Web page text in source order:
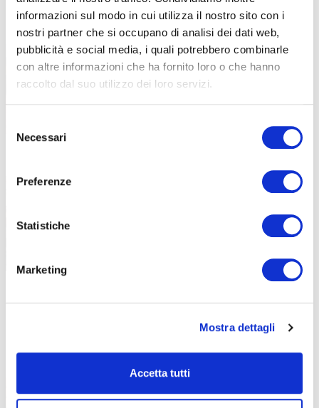
informazioni sul modo in cui utilizza il nostro sito con i
nostri partner che si occupano di analisi dei dati web,
pubblicità e social media, i quali potrebbero combinarle
con altre informazioni che ha fornito loro o che hanno
raccolto dal suo utilizzo dei loro servizi.
delNecessari
Preferenze
Statistiche
Marketing
Mostra dettagli
Accetta tutti
17 Luglio 2026
Piano di formazione estiva: diverse
attività dedicate all’aggiornamento e
alla crescita professionale
Competenze, innovazione e benessere: il
domani”: la formazione dei docenti
Un incontro in collaborazione con LILT
Bergamo all’interno della formazione
13 Luglio 2026
Sei diplomato all’ISISS di Gazzaniga?
dalla collaborazione tra ABF e